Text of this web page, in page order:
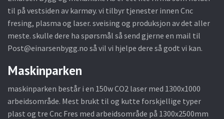
til på vestsiden av karmøy. vi tilbyr tjenester innen Cnc
fresing, plasma og laser. sveising og produksjon av det aller
meste. skulle dere ha spørsmål så send gjerne en mail til
Post@einarsenbygg.no så vil vi hjelpe dere så godt vi kan.
Maskinparken
maskinparken består i en 150w CO2 laser med 1300x1000
arbeidsområde. Mest brukt til og kutte forskjellige typer
plast og tre Cnc Fres med arbeidsområde på 1300x2500mm